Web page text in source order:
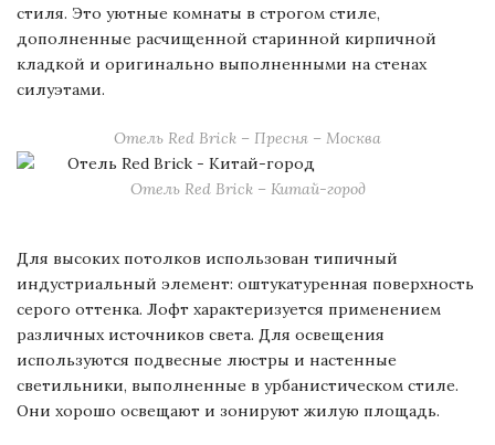
стиля. Это уютные комнаты в строгом стиле,
дополненные расчищенной старинной кирпичной
кладкой и оригинально выполненными на стенах
силуэтами.
Отель Red Brick – Пресня – Москва
Отель Red Brick – Китай-город
Для высоких потолков использован типичный
индустриальный элемент: оштукатуренная поверхность
серого оттенка. Лофт характеризуется применением
различных источников света. Для освещения
используются подвесные люстры и настенные
светильники, выполненные в урбанистическом стиле.
Они хорошо освещают и зонируют жилую площадь.